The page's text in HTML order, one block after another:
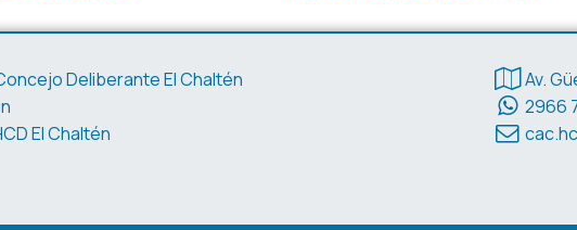
Deliberante El Chaltén
El Chaltén
Datos de
Av.
2966